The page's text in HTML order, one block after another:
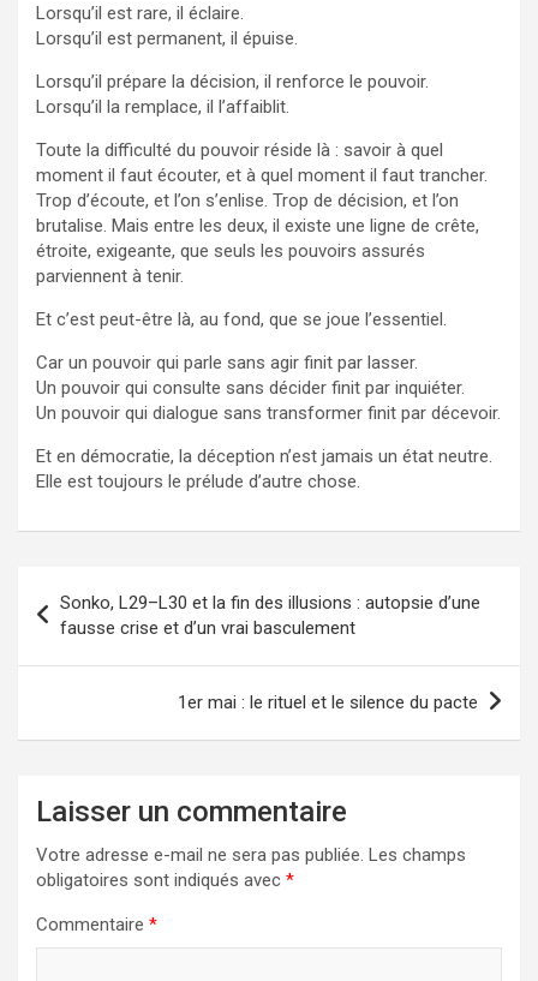
Lorsqu’il est rare, il éclaire.
Lorsqu’il est permanent, il épuise.
Lorsqu’il prépare la décision, il renforce le pouvoir.
Lorsqu’il la remplace, il l’affaiblit.
Toute la difficulté du pouvoir réside là : savoir à quel
moment il faut écouter, et à quel moment il faut trancher.
Trop d’écoute, et l’on s’enlise. Trop de décision, et l’on
brutalise. Mais entre les deux, il existe une ligne de crête,
étroite, exigeante, que seuls les pouvoirs assurés
parviennent à tenir.
Et c’est peut-être là, au fond, que se joue l’essentiel.
Car un pouvoir qui parle sans agir finit par lasser.
Un pouvoir qui consulte sans décider finit par inquiéter.
Un pouvoir qui dialogue sans transformer finit par décevoir.
Et en démocratie, la déception n’est jamais un état neutre.
Elle est toujours le prélude d’autre chose.
de
l’article
Sonko, L29–L30 et la fin des illusions : autopsie d’une
fausse crise et d’un vrai basculement
1er mai : le rituel et le silence du pacte
Laisser un commentaire
Votre adresse e-mail ne sera pas publiée. Les champs
obligatoires sont indiqués avec *
Commentaire *